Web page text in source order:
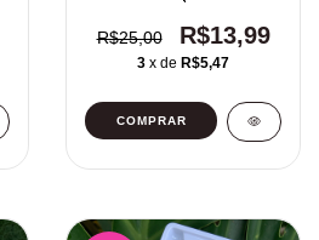
R$25,00 R$13,99
3 x de R$5,47